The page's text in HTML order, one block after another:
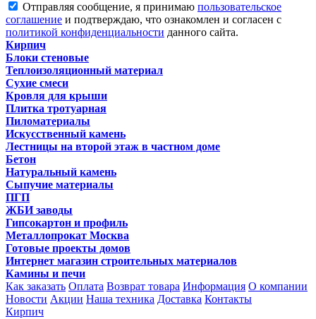
Отправляя сообщение, я принимаю пользовательское
соглашение и подтверждаю, что ознакомлен и согласен с
политикой конфиденциальности данного сайта.
Кирпич
Блоки стеновые
Теплоизоляционный материал
Сухие смеси
Кровля для крыши
Плитка тротуарная
Пиломатериалы
Искусственный камень
Лестницы на второй этаж в частном доме
Бетон
Натуральный камень
Сыпучие материалы
ПГП
ЖБИ заводы
Гипсокартон и профиль
Металлопрокат Москва
Готовые проекты домов
Интернет магазин строительных материалов
Камины и печи
Как заказать Оплата Возврат товара Информация О компании
Новости Акции Наша техника Доставка Контакты
Кирпич